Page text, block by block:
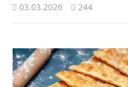
03.03.2026 244